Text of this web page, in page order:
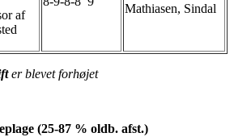
af
Mathiasen, Sindal
er blevet forhøjet
(25-87 % oldb. afst.)